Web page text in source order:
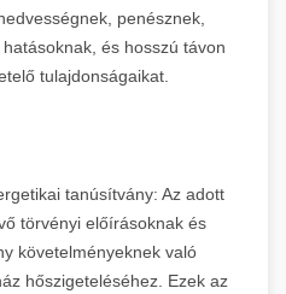
penésznek,
és hosszú távon
tulajdonságaikat.
tanúsítvány: Az adott
törvényi előírásoknak és
követelményeknek való
hőszigeteléséhez. Ezek az